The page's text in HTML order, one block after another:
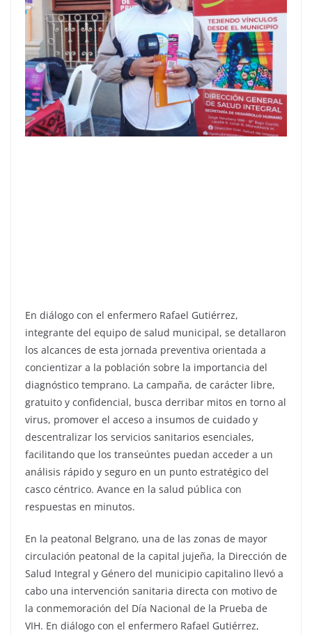
En diálogo con el enfermero Rafael Gutiérrez,
integrante del equipo de salud municipal, se detallaron
los alcances de esta jornada preventiva orientada a
concientizar a la población sobre la importancia del
diagnóstico temprano. La campaña, de carácter libre,
gratuito y confidencial, busca derribar mitos en torno al
virus, promover el acceso a insumos de cuidado y
descentralizar los servicios sanitarios esenciales,
facilitando que los transeúntes puedan acceder a un
análisis rápido y seguro en un punto estratégico del
casco céntrico. Avance en la salud pública con
respuestas en minutos.
En la peatonal Belgrano, una de las zonas de mayor
circulación peatonal de la capital jujeña, la Dirección de
Salud Integral y Género del municipio capitalino llevó a
cabo una intervención sanitaria directa con motivo de
la conmemoración del Día Nacional de la Prueba de
VIH. En diálogo con el enfermero Rafael Gutiérrez,